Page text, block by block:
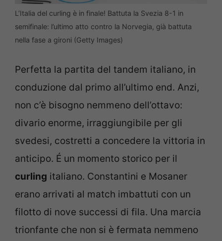
L’Italia del curling è in finale! Battuta la Svezia 8-1 in
semifinale: l’ultimo atto contro la Norvegia, già battuta
nella fase a gironi (Getty Images)
Perfetta la partita del tandem italiano, in
conduzione dal primo all’ultimo end. Anzi,
non c’è bisogno nemmeno dell’ottavo:
divario enorme, irraggiungibile per gli
svedesi, costretti a concedere la vittoria in
anticipo. É un momento storico per il
curling italiano. Constantini e Mosaner
erano arrivati al match imbattuti con un
filotto di nove successi di fila. Una marcia
trionfante che non si è fermata nemmeno